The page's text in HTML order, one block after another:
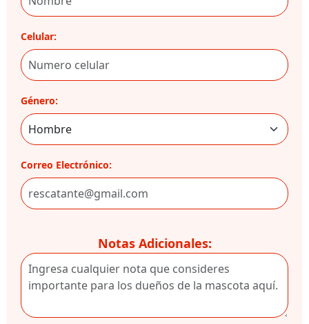
Celular:
Género:
Correo Electrónico:
Notas Adicionales: